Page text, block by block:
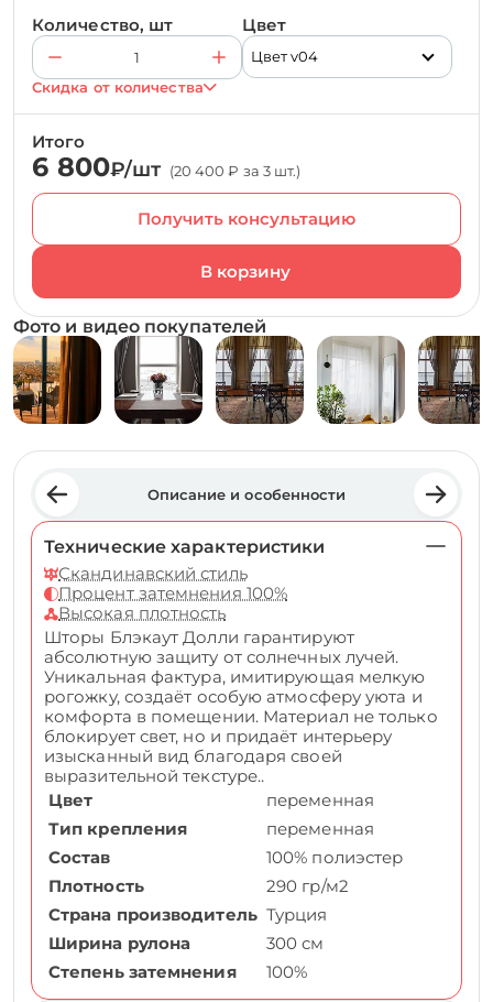
Количество, шт Цвет
Цвет v04
Скидка от количества
Итого
6 800₽/шт (20 400 ₽ за 3 шт.)
Получить консультацию
Фото и видео покупателей
Описание и особенности
Технические характеристики
Скандинавский стиль
Процент затемнения 100%
Высокая плотность
Шторы Блэкаут Долли гарантируют
абсолютную защиту от солнечных лучей.
Уникальная фактура, имитирующая мелкую
рогожку, создаёт особую атмосферу уюта и
комфорта в помещении. Материал не только
блокирует свет, но и придаёт интерьеру
изысканный вид благодаря своей
выразительной текстуре..
Цвет
переменная
Тип крепления
переменная
Состав
100% полиэстер
Плотность
290 гр/м2
Страна производитель Турция
Ширина рулона
300 см
Степень затемнения
100%